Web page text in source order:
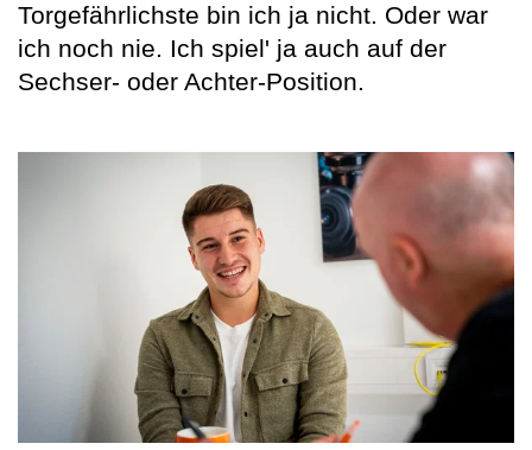
Torgefährlichste bin ich ja nicht. Oder war
ich noch nie. Ich spiel' ja auch auf der
Sechser- oder Achter-Position.